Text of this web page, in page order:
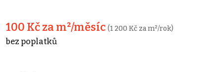
100 Kč za m²/měsíc (1 200 Kč za m²/rok)
bez poplatků